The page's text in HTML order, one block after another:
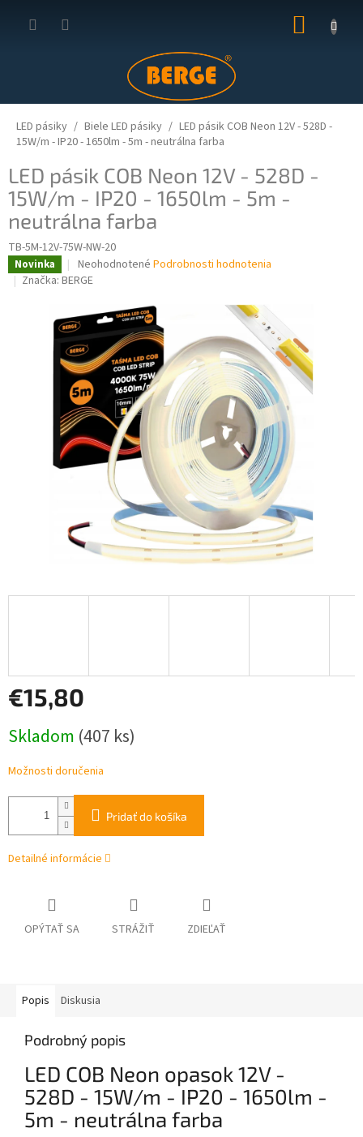
KOŠÍK
LED pásiky Biele LED pásiky
LED pásik COB Neon 12V - 528D -
15W/m - IP20 - 1650lm - 5m - neutrálna farba
LED pásik COB Neon 12V - 528D -
15W/m - IP20 - 1650lm - 5m -
neutrálna farba
TB-5M-12V-75W-NW-20
Novinka
Priemerné
hodnotenie
0,0
5
hviezdičiek.
Neohodnotené Podrobnosti hodnotenia
Značka: BERGE
€15,80
cena:
Skladom (407 ks)
Možnosti doručenia
Pridať do košíka
Detailné informácie
OPÝTAŤ SA STRÁŽIŤ ZDIEĽAŤ
Popis Diskusia
Podrobný popis
LED COB Neon opasok 12V -
528D - 15W/m - IP20 - 1650lm -
5m - neutrálna farba